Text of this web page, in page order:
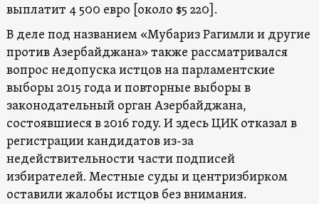
выплатит 4 500 евро [около $5 220].
В деле под названием «Мубариз Рагимли и другие
против Азербайджана» также рассматривался
вопрос недопуска истцов на парламентские
выборы 2015 года и повторные выборы в
законодательный орган Азербайджана,
состоявшиеся в 2016 году. И здесь ЦИК отказал в
регистрации кандидатов из-за
недействительности части подписей
избирателей. Местные суды и центризбирком
оставили жалобы истцов без внимания.